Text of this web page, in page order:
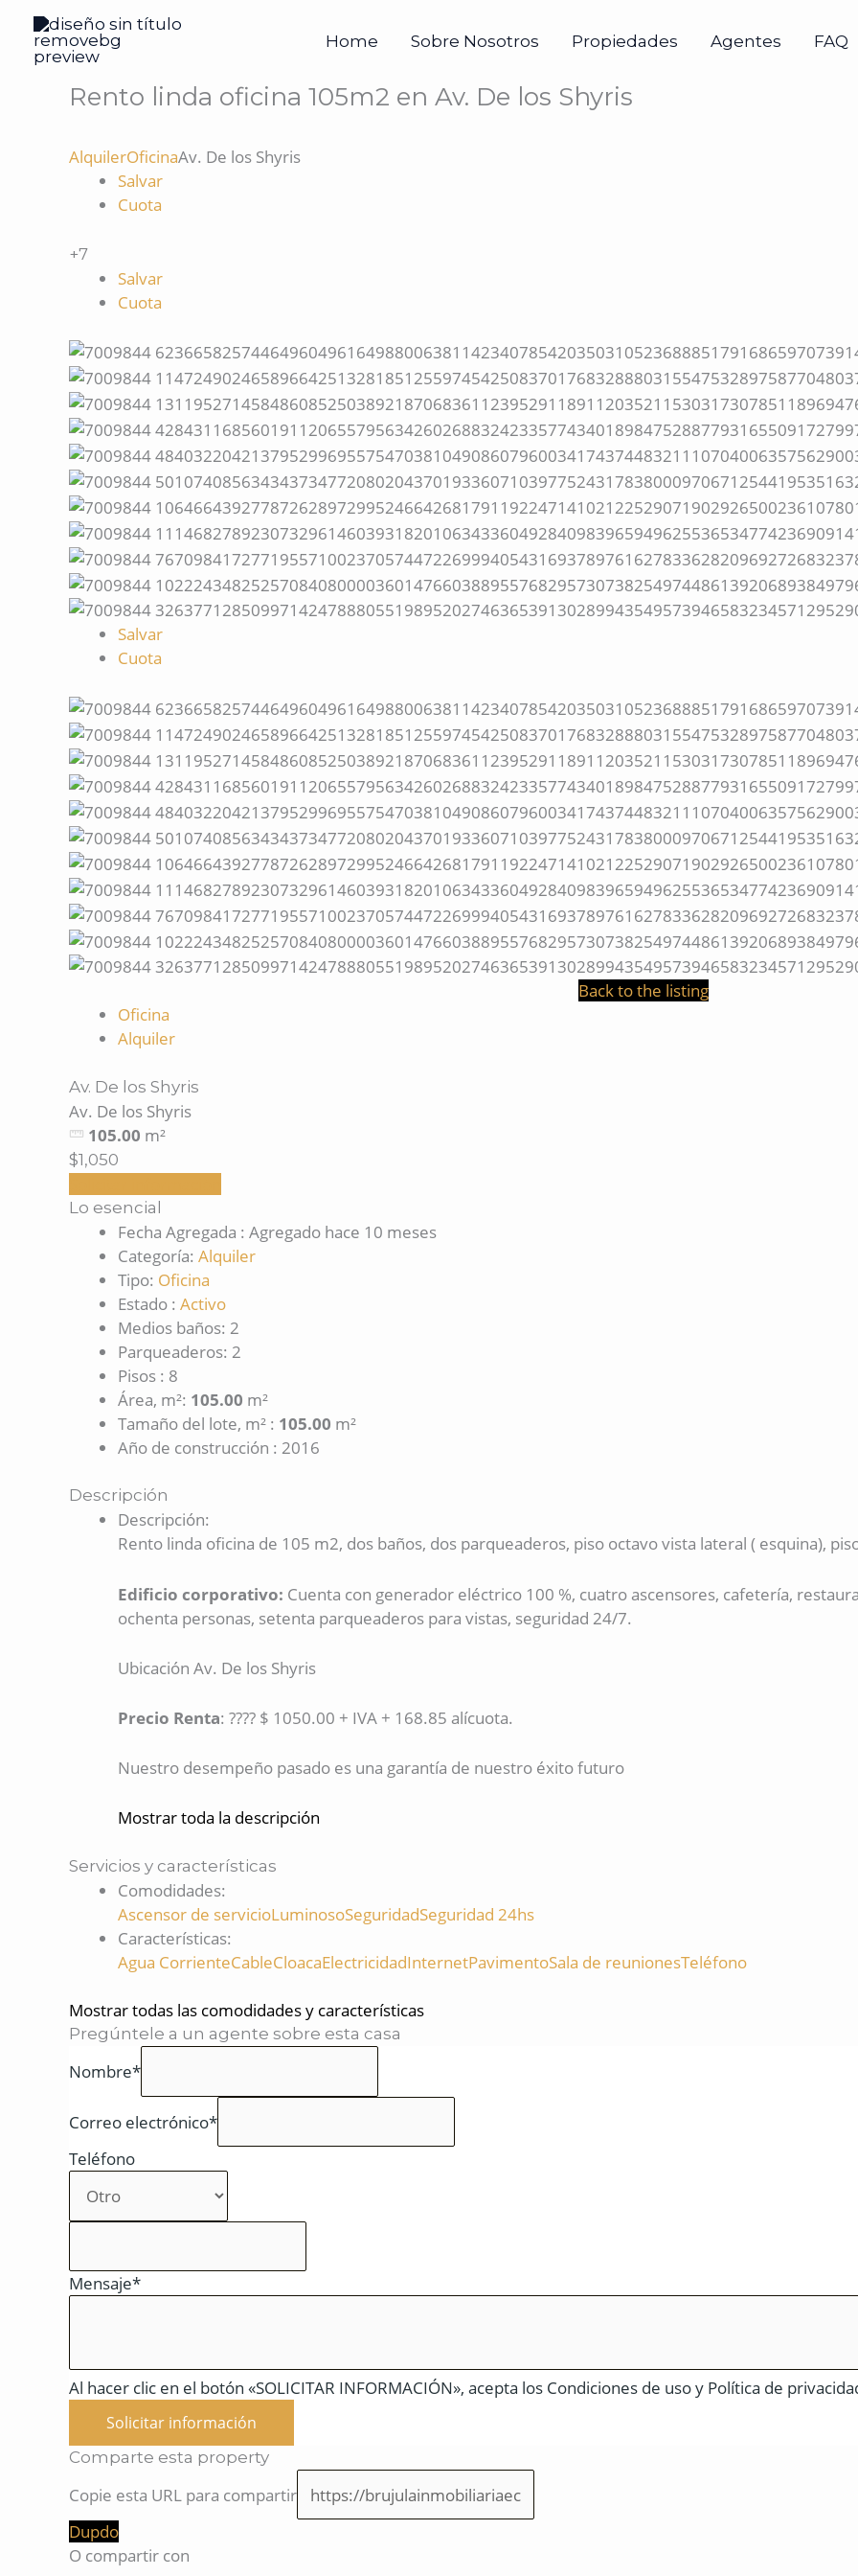
contenido
Home Sobre Nosotros Propiedades Agentes FAQ
Rento linda oficina 105m2 en Av. De los Shyris
AlquilerOficinaAv. De los Shyris
Salvar
Cuota
+7
Salvar
Cuota
Salvar
Cuota
Back to the listing
Oficina
Alquiler
Av. De los Shyris
Av. De los Shyris
105.00 m²
$1,050
Lo esencial
Fecha Agregada : Agregado hace 10 meses
Categoría: Alquiler
Tipo: Oficina
Estado : Activo
Medios baños: 2
Parqueaderos: 2
Pisos : 8
Área, m²: 105.00 m²
Tamaño del lote, m² : 105.00 m²
Año de construcción : 2016
Descripción
Descripción:
Rento linda oficina de 105 m2, dos baños, dos parqueaderos, piso octavo vista lateral ( esquina),
Edificio corporativo: Cuenta con generador eléctrico 100 %, cuatro ascensores, cafetería,
ochenta personas, setenta parqueaderos para vistas, seguridad 24/7.
Ubicación Av. De los Shyris
Precio Renta: ???? $ 1050.00 + IVA + 168.85 alícuota.
Nuestro desempeño pasado es una garantía de nuestro éxito futuro
Mostrar toda la descripción
Servicios y características
Comodidades:
Ascensor de servicioLuminosoSeguridadSeguridad 24hs
Características:
Agua CorrienteCableCloacaElectricidadInternetPavimentoSala de reunionesTeléfono
Mostrar todas las comodidades y características
Pregúntele a un agente sobre esta casa
Nombre*
Correo electrónico*
Teléfono
Mensaje*
Al hacer clic en el botón «SOLICITAR INFORMACIÓN», acepta los Condiciones de uso y Política de
Solicitar información
Comparte esta property
Copie esta URL para compartir
Dupdo
O compartir con